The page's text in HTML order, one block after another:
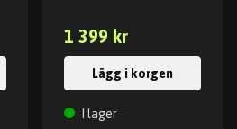
1 399 kr
Lägg i korgen
I lager